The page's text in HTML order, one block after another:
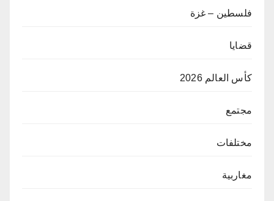
فلسطين – غزة
قضايا
كأس العالم 2026
مجتمع
مختلفات
مغاربية